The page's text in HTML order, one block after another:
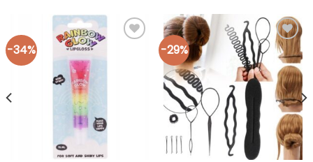
-34% -29%
Ajouter
à la liste
d’envies